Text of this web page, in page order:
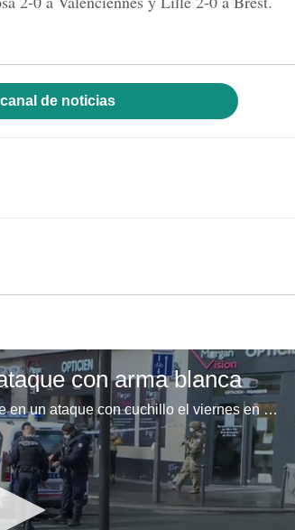
de noticias
con arma blanca
Dos personas fueron heridas gravemente en un ataque con cuchillo el viernes en París, frente a la antigua sede de Charlie Hebdo, coincidiendo con la celebración del juicio por el sangriento atentado yihadista que en 2015 diezmó la redacción de esta revista satírica por publicar caricaturas del profeta Mahoma.